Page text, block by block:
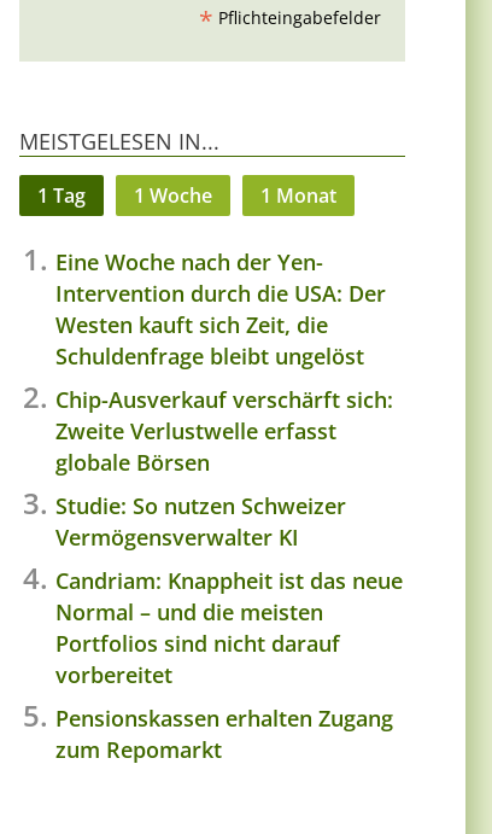
* Pflichteingabefelder
MEISTGELESEN IN...
1 Tag 1 Woche 1 Monat
Eine Woche nach der Yen-
Intervention durch die USA: Der
Westen kauft sich Zeit, die
Schuldenfrage bleibt ungelöst
Chip-Ausverkauf verschärft sich:
Zweite Verlustwelle erfasst
globale Börsen
Studie: So nutzen Schweizer
Vermögensverwalter KI
Candriam: Knappheit ist das neue
Normal – und die meisten
Portfolios sind nicht darauf
vorbereitet
Pensionskassen erhalten Zugang
zum Repomarkt